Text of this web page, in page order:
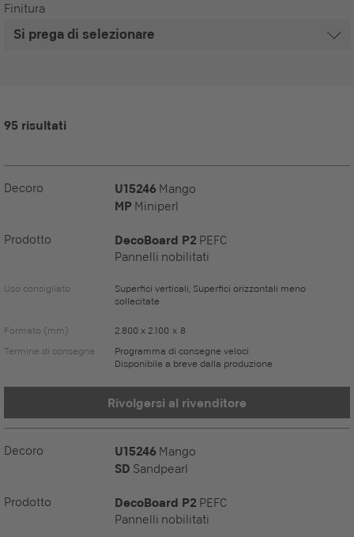
Finitura
95 risultati
Decoro U15246 Mango
MP Miniperl
Prodotto DecoBoard P2 PEFC
Pannelli nobilitati
Uso consigliato
Superfici verticali, Superfici orizzontali meno
sollecitate
Formato (mm)
2.800 x 2.100 x 8
Termine di consegna
Programma di consegne veloci
Disponibile a breve dalla produzione
Rivolgersi al rivenditore
Decoro U15246 Mango
SD Sandpearl
Prodotto DecoBoard P2 PEFC
Pannelli nobilitati